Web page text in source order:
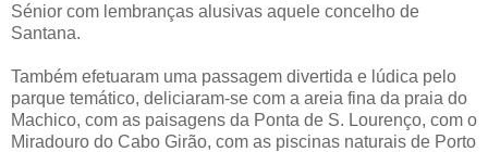
Sénior com lembranças alusivas aquele concelho de
Santana.
Também efetuaram uma passagem divertida e lúdica pelo
parque temático, deliciaram-se com a areia fina da praia do
Machico, com as paisagens da Ponta de S. Lourenço, com o
Miradouro do Cabo Girão, com as piscinas naturais de Porto